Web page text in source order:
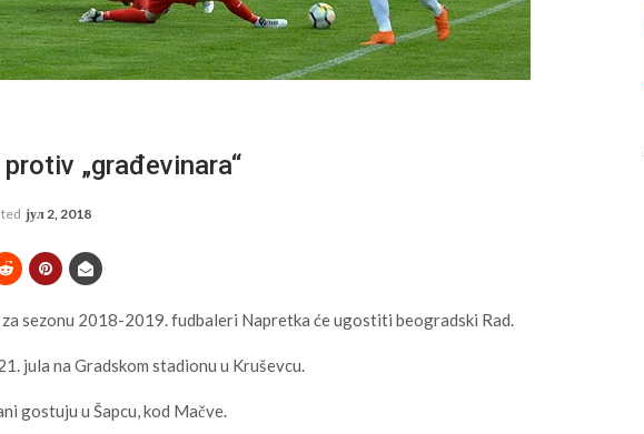
„građevinara“
јул 2, 2018
sezonu 2018-2019. fudbaleri Napretka će ugostiti beogradski Rad.
jula na Gradskom stadionu u Kruševcu.
gostuju u Šapcu, kod Mačve.